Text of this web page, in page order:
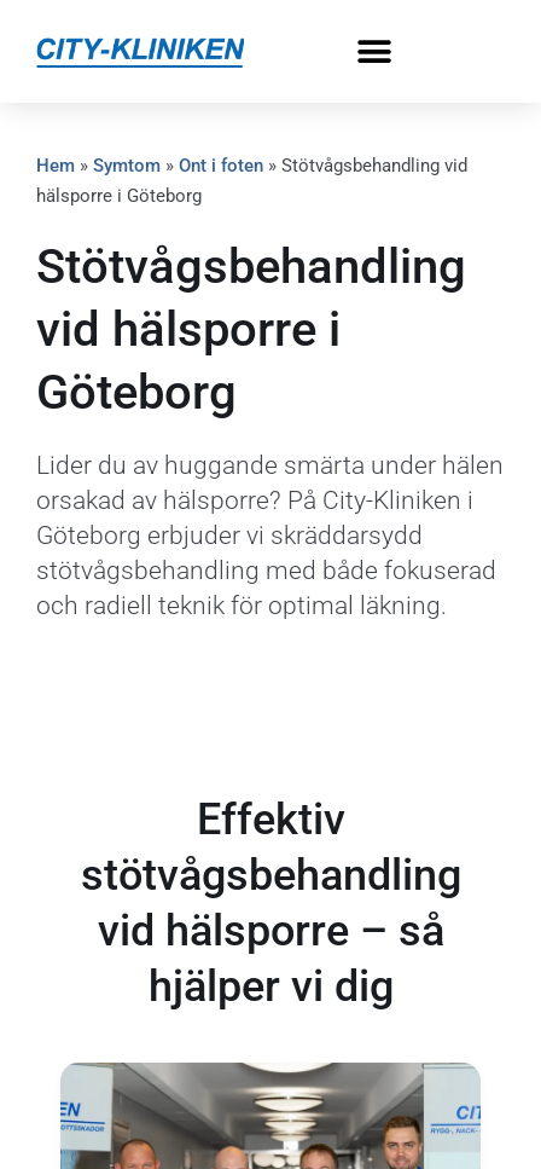
Hem » Symtom » Ont i foten » Stötvågsbehandling vid
hälsporre i Göteborg
Stötvågsbehandling
vid hälsporre i
Göteborg
Lider du av huggande smärta under hälen
orsakad av hälsporre? På City-Kliniken i
Göteborg erbjuder vi skräddarsydd
stötvågsbehandling med både fokuserad
och radiell teknik för optimal läkning.
Effektiv
stötvågsbehandling
vid hälsporre – så
hjälper vi dig